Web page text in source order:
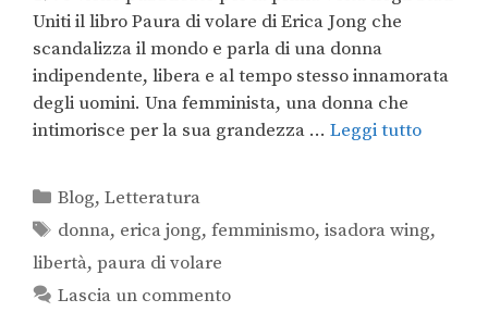
Uniti il libro Paura di volare di Erica Jong che
scandalizza il mondo e parla di una donna
indipendente, libera e al tempo stesso innamorata
degli uomini. Una femminista, una donna che
intimorisce per la sua grandezza … Leggi tutto
Blog,Letteratura
donna, erica jong,femminismo,isadora wing,
libertà, paura di volare
Lascia un commento